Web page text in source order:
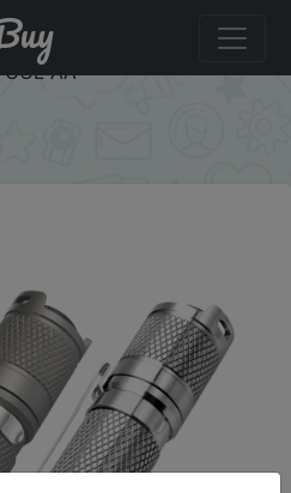
Titanium Camping LED
Self Defense lighting 900
AA